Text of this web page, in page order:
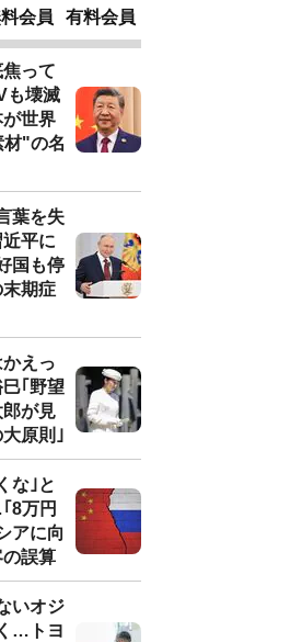
会員 有料会員
って
も壊滅
世界
材"の名
葉を失
平に
国も停
期症
えっ
｢野望
が見
原則｣
な｣と
8万円
アに向
誤算
いオジ
…トヨ